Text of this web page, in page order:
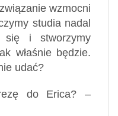
wzmocni
studia nadal
się i stworzymy
właśnie będzie.
udać?
do Erica? –